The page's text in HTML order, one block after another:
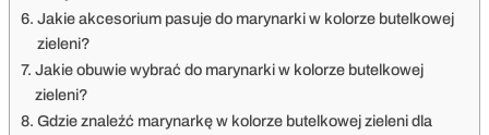
Jakie akcesorium pasuje do marynarki w kolorze butelkowej
zieleni?
Jakie obuwie wybrać do marynarki w kolorze butelkowej
zieleni?
Gdzie znaleźć marynarkę w kolorze butelkowej zieleni dla